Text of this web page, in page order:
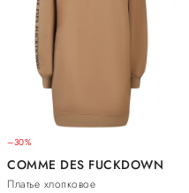
–30%
COMME DES FUCKDOWN
Платье хлопковое